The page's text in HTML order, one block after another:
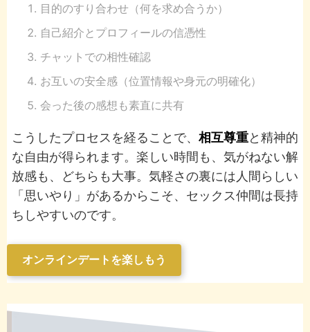
目的のすり合わせ（何を求め合うか）
自己紹介とプロフィールの信憑性
チャットでの相性確認
お互いの安全感（位置情報や身元の明確化）
会った後の感想も素直に共有
こうしたプロセスを経ることで、 相互尊重と精神的
な自由が得られます。楽しい時間も、気がねない解
放感も、どちらも大事。気軽さの裏には人間らしい
「思いやり」があるからこそ、セックス仲間は長持
ちしやすいのです。
オンラインデートを楽しもう